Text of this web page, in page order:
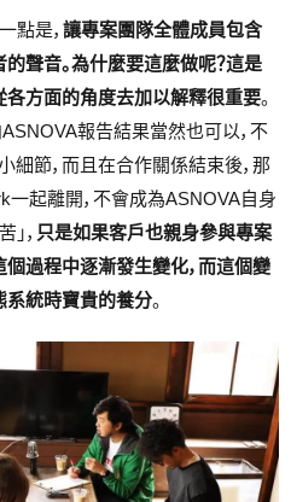
點是， 讓專案團隊全體成員包含
聲音。為什麼要這麼做呢？這是
各方面的角度去加以解釋很重要。
報告結果當然也可以，不
節，而且在合作關係結束後，那
起離開，不會成為ASNOVA自身
， 只是如果客戶也親身參與專案
過程中逐漸發生變化，而這個變
系統時寶貴的養分。